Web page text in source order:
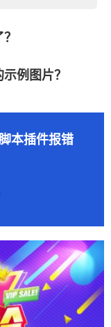
例图片？
本插件报错